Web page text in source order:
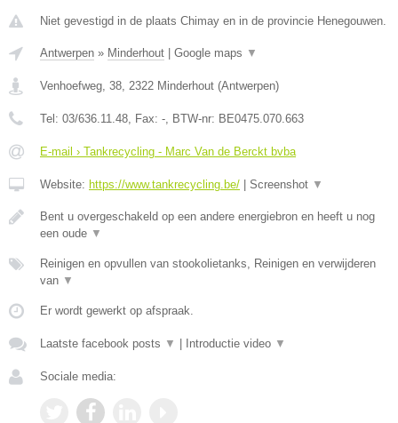
Niet gevestigd in de plaats Chimay en in de provincie Henegouwen.
Antwerpen » Minderhout | Google maps ▼
Venhoefweg, 38 2322 Minderhout (Antwerpen)
Tel: 03/636.11.48 , Fax: - , BTW-nr: BE0475.070.663
E-mail › Tankrecycling - Marc Van de Berckt bvba
Website: https://www.tankrecycling.be/ | Screenshot ▼
Bent u overgeschakeld op een andere energiebron en heeft u nog
een oude ▼
Reinigen en opvullen van stookolietanks, Reinigen en verwijderen
van ▼
Er wordt gewerkt op afspraak.
Laatste facebook posts ▼ | Introductie video ▼
Sociale media: